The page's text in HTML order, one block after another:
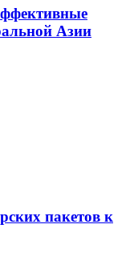
Азии
пакетов к